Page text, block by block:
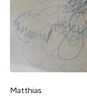
Matthias